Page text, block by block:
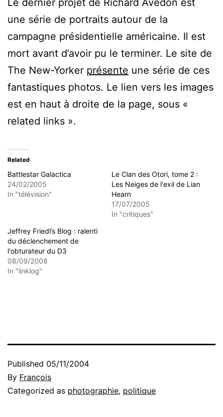
une série de portraits autour de la
campagne présidentielle américaine. Il est
mort avant d’avoir pu le terminer. Le site de
The New-Yorker présente une série de ces
fantastiques photos. Le lien vers les images
est en haut à droite de la page, sous «
related links ».
Related
Battlestar Galactica
24/02/2005
In "télévision"
Le Clan des Otori, tome 2 :
Les Neiges de l'exil de Lian
Hearn
17/07/2005
In "critiques"
Jeffrey Friedl’s Blog : ralenti
du déclenchement de
l'obturateur du D3
08/09/2008
In "linklog"
Published 05/11/2004
By François
Categorized as photographie, politique